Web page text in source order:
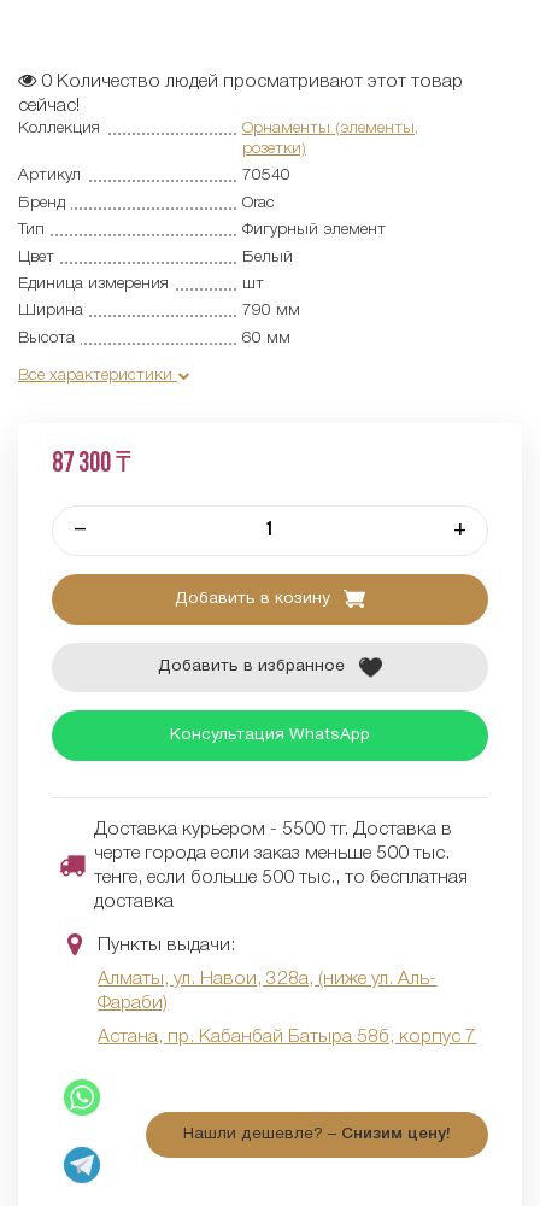
0 Количество людей просматривают этот товар
сейчас!
Коллекция
Орнаменты (элементы,
розетки)
Артикул
70540
Бренд
Orac
Тип
Фигурный элемент
Цвет
Белый
Единица измерения
шт
Ширина
790 мм
Высота
60 мм
Все характеристики
87 300 ₸
– +
Добавить в козину
Добавить в избранное
Консультация WhatsApp
Доставка курьером - 5500 тг. Доставка в
черте города если заказ меньше 500 тыс.
тенге, если больше 500 тыс., то бесплатная
доставка
Пункты выдачи:
Алматы, ул. Навои, 328а, (ниже ул. Аль-
Фараби)
Астана, пр. Кабанбай Батыра 58б, корпус 7
Нашли дешевле? – Снизим цену!